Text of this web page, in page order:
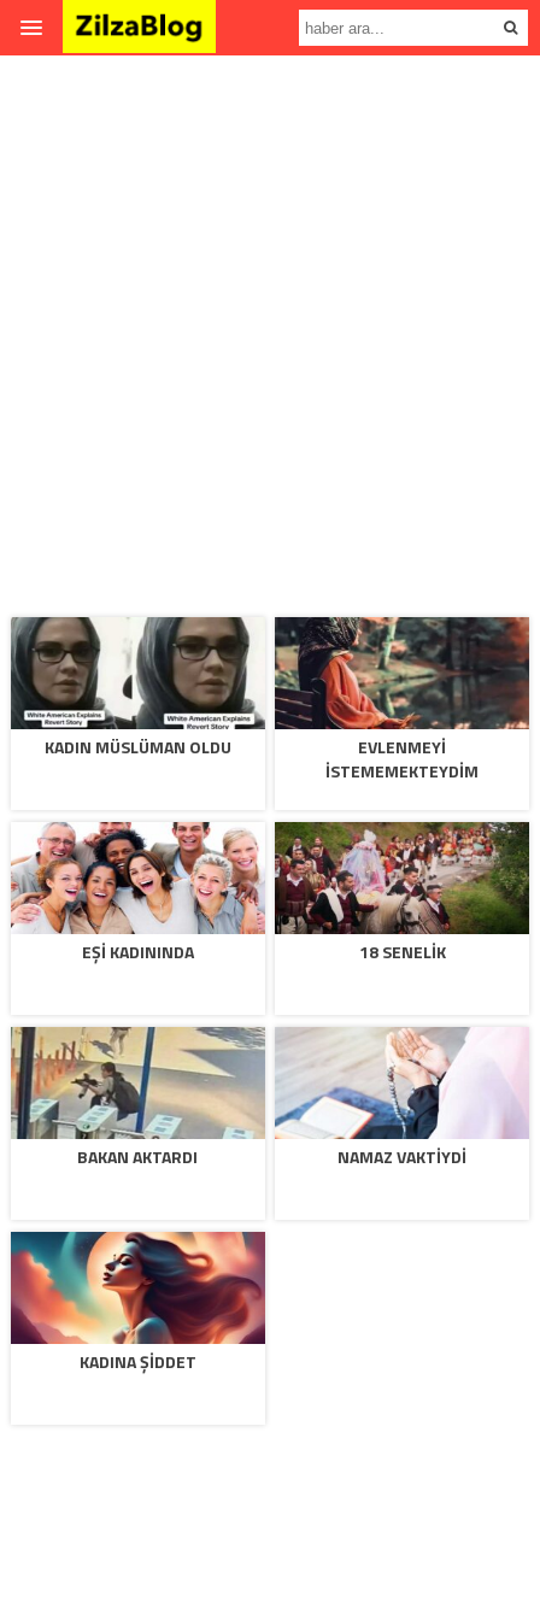
KADIN MÜSLÜMAN OLDU
EVLENMEYI
ISTEMEMEKTEYDIM
EŞI KADININDA 18 SENELIK
BAKAN AKTARDI NAMAZ VAKTIYDI
KADINA ŞIDDET